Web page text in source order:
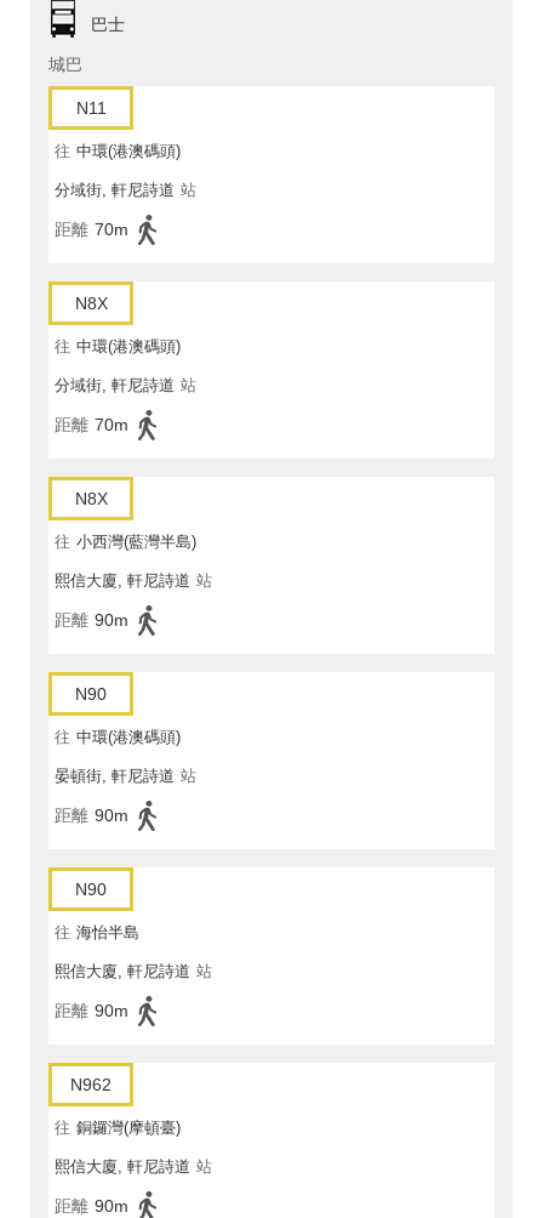
巴士
城巴
N11
往 中環(港澳碼頭)
分域街, 軒尼詩道 站
距離 70m
N8X
往 中環(港澳碼頭)
分域街, 軒尼詩道 站
距離 70m
N8X
往 小西灣(藍灣半島)
熙信大廈, 軒尼詩道 站
距離 90m
N90
往 中環(港澳碼頭)
晏頓街, 軒尼詩道 站
距離 90m
N90
往 海怡半島
熙信大廈, 軒尼詩道 站
距離 90m
N962
往 銅鑼灣(摩頓臺)
熙信大廈, 軒尼詩道 站
距離 90m